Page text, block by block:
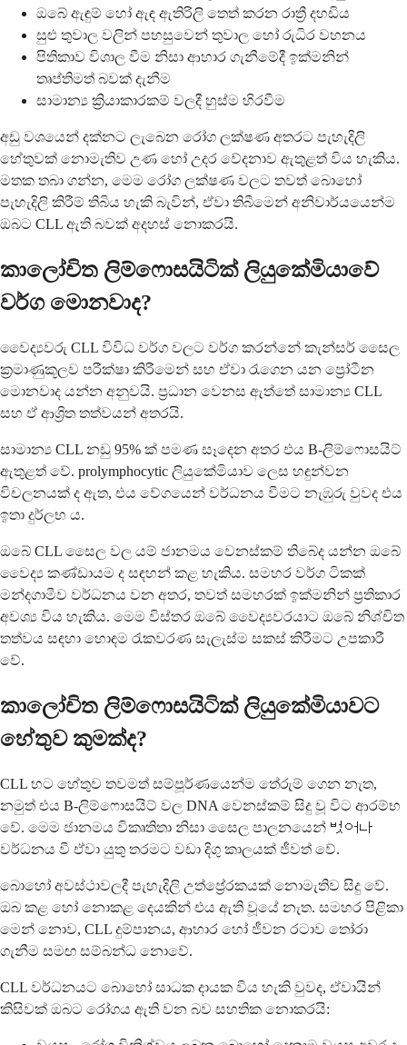
ඔබේ ඇඳුම් හෝ ඇඳ ඇතිරිලි තෙත් කරන රාත්‍රී දහඩිය
සුළු තුවාල වලින් පහසුවෙන් තුවාල හෝ රුධිර වහනය
පිතිකාව විශාල වීම නිසා ආහාර ගැනීමේදී ඉක්මනින්
තෘප්තිමත් බවක් දැනීම
සාමාන්‍ය ක්‍රියාකාරකම් වලදී හුස්ම හිරවීම
අඩු වශයෙන් දක්නට ලැබෙන රෝග ලක්ෂණ අතරට පැහැදිලි
හේතුවක් නොමැතිව උණ හෝ උදර වේදනාව ඇතුළත් විය හැකිය.
මතක තබා ගන්න, මෙම රෝග ලක්ෂණ වලට තවත් බොහෝ
පැහැදිලි කිරීම් තිබිය හැකි බැවින්, ඒවා තිබීමෙන් අනිවාර්යයෙන්ම
ඔබට CLL ඇති බවක් අදහස් නොකරයි.
කාලෝචිත ලිම්ෆොසයිටික් ලියුකේමියාවේ
වර්ග මොනවාද?
වෛද්‍යවරු CLL විවිධ වර්ග වලට වර්ග කරන්නේ කැන්සර් සෛල
ක්‍රමාණුකූලව පරීක්ෂා කිරීමෙන් සහ ඒවා රැගෙන යන ප්‍රෝටීන
මොනවාද යන්න අනුවයි. ප්‍රධාන වෙනස ඇත්තේ සාමාන්‍ය CLL
සහ ඒ ආශ්‍රිත තත්වයන් අතරයි.
සාමාන්‍ය CLL නඩු 95% ක් පමණ සෑදෙන අතර එය B-ලිම්ෆොසයිට්
ඇතුළත් වේ. prolymphocytic ලියුකේමියාව ලෙස හඳුන්වන
විචලනයක් ද ඇත, එය වේගයෙන් වර්ධනය වීමට නැඹුරු වුවද එය
ඉතා දුර්ලභ ය.
ඔබේ CLL සෛල වල යම් ජානමය වෙනස්කම් තිබේද යන්න ඔබේ
වෛද්‍ය කණ්ඩායම ද සඳහන් කළ හැකිය. සමහර වර්ග ටිකක්
මන්දගාමීව වර්ධනය වන අතර, තවත් සමහරක් ඉක්මනින් ප්‍රතිකාර
අවශ්‍ය විය හැකිය. මෙම විස්තර ඔබේ වෛද්‍යවරයාට ඔබේ නිශ්චිත
තත්වය සඳහා හොඳම රැකවරණ සැලැස්ම සකස් කිරීමට උපකාරී
වේ.
කාලෝචිත ලිම්ෆොසයිටික් ලියුකේමියාවට
හේතුව කුමක්ද?
CLL හට හේතුව තවමත් සම්පූර්ණයෙන්ම තේරුම් ගෙන නැත,
නමුත් එය B-ලිම්ෆොසයිට් වල DNA වෙනස්කම් සිදු වූ විට ආරම්භ
වේ. මෙම ජානමය විකෘතිතා නිසා සෛල පාලනයෙන් 벗어나
වර්ධනය වී ඒවා යුතු තරමට වඩා දිගු කාලයක් ජීවත් වේ.
බොහෝ අවස්ථාවලදී පැහැදිලි උත්ප්‍රේරකයක් නොමැතිව සිදු වේ.
ඔබ කළ හෝ නොකළ දෙයකින් එය ඇති වූයේ නැත. සමහර පිළිකා
මෙන් නොව, CLL දුම්පානය, ආහාර හෝ ජීවන රටාව තෝරා
ගැනීම සමඟ සම්බන්ධ නොවේ.
CLL වර්ධනයට බොහෝ සාධක දායක විය හැකි වුවද, ඒවායින්
කිසිවක් ඔබට රෝගය ඇති වන බව සහතික නොකරයි: